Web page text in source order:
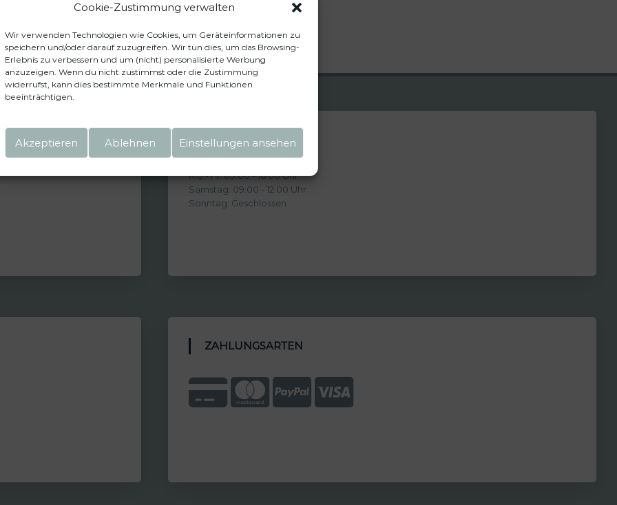
Cookie-Zustimmung verwalten
Wir verwenden Technologien wie Cookies, um Geräteinformationen zu
speichern und/oder darauf zuzugreifen. Wir tun dies, um das Browsing-
Erlebnis zu verbessern und um (nicht) personalisierte Werbung
anzuzeigen. Wenn du nicht zustimmst oder die Zustimmung
widerrufst, kann dies bestimmte Merkmale und Funktionen
beeinträchtigen.
Akzeptieren Ablehnen Einstellungen ansehen
BÜROZEITEN
Mo - Fr: 09:00 - 16:00 Uhr
Samstag: 09:00 - 12:00 Uhr
Sonntag: Geschlossen
ZAHLUNGSARTEN